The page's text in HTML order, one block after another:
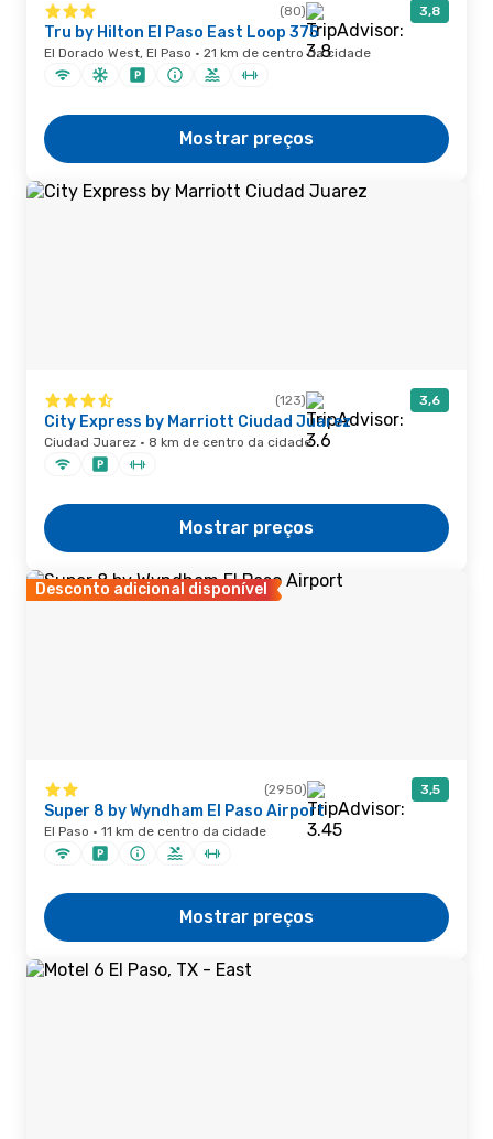
(80) 3,8
Tru by Hilton El Paso East Loop 375
El Dorado West, El Paso · 21 km de centro da cidade
Mostrar preços
(123) 3,6
City Express by Marriott Ciudad Juarez
Ciudad Juarez · 8 km de centro da cidade
Mostrar preços
Desconto adicional disponível
(2950) 3,5
Super 8 by Wyndham El Paso Airport
El Paso · 11 km de centro da cidade
Mostrar preços